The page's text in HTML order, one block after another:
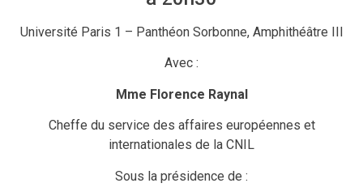
Université Paris 1 – Panthéon Sorbonne, Amphithéâtre III
Avec :
Mme Florence Raynal
Cheffe du service des affaires européennes et
internationales de la CNIL
Sous la présidence de :